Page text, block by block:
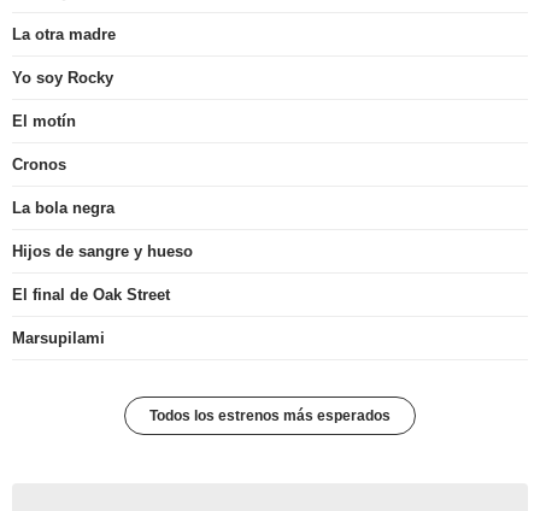
La otra madre
Yo soy Rocky
El motín
Cronos
La bola negra
Hijos de sangre y hueso
El final de Oak Street
Marsupilami
Todos los estrenos más esperados